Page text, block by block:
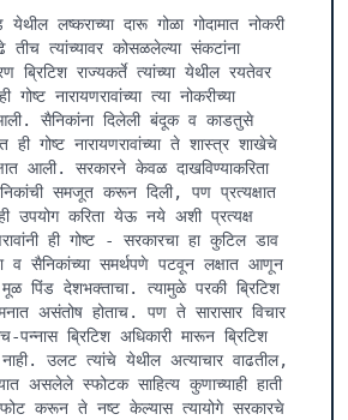
येथील लष्कराच्या दारू गोळा गोदामात नोकरी
त्यांच्यावर कोसळलेल्या संकटांना
ब्रिटिश राज्यकर्ते त्यांच्या येथील रयतेवर
गोष्ट नारायणरावांच्या त्या नोकरीच्या
सैनिकांना दिलेली बंदूक व काडतुसे
ही गोष्ट नारायणरावांच्या ते शास्त्र शाखेचे
आली. सरकारने केवळ दाखविण्याकरिता
समजूत करून दिली, पण प्रत्यक्षात
उपयोग करिता येऊ नये अशी प्रत्यक्ष
ही गोष्ट - सरकारचा हा कुटिल डाव
व सैनिकांच्या समर्थपणे पटवून लक्षात आणून
मूळ पिंड देशभक्ताचा. त्यामुळे परकी ब्रिटिश
मनात असंतोष होताच. पण ते सारासार विचार
पन्नास ब्रिटिश अधिकारी मारून ब्रिटिश
उलट त्यांचे येथील अत्याचार वाढतील,
असलेले स्फोटक साहित्य कुणाच्याही हाती
करून ते नष्ट केल्यास त्यायोगे सरकारचे